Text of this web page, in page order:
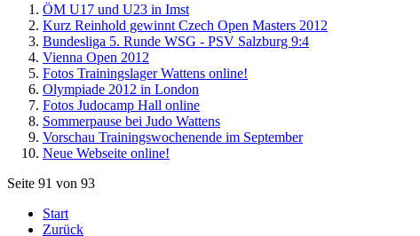
ÖM U17 und U23 in Imst
Kurz Reinhold gewinnt Czech Open Masters 2012
Bundesliga 5. Runde WSG - PSV Salzburg 9:4
Vienna Open 2012
Fotos Trainingslager Wattens online!
Olympiade 2012 in London
Fotos Judocamp Hall online
Sommerpause bei Judo Wattens
Vorschau Trainingswochenende im September
Neue Webseite online!
Seite 91 von 93
Start
Zurück